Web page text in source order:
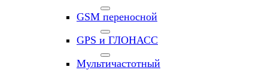
GSM переносной
GPS и ГЛОНАСС
Мультичастотный